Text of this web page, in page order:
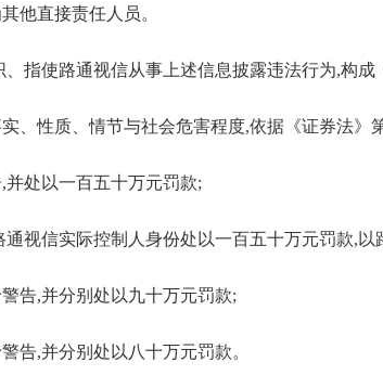
他直接责任人员。
指使路通视信从事上述信息披露违法行为,构
、性质、情节与社会危害程度,依据《证券法》
处以一百五十万元罚款;
视信实际控制人身份处以一百五十万元罚款,
告,并分别处以九十万元罚款;
告,并分别处以八十万元罚款。